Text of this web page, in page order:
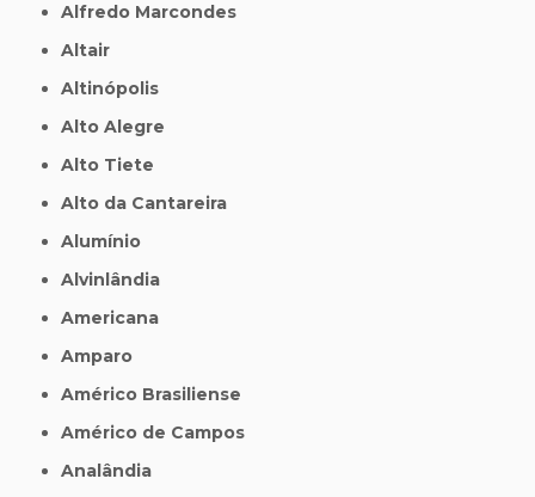
Alfredo Marcondes
Altair
Altinópolis
Alto Alegre
Alto Tiete
Alto da Cantareira
Alumínio
Alvinlândia
Americana
Amparo
Américo Brasiliense
Américo de Campos
Analândia